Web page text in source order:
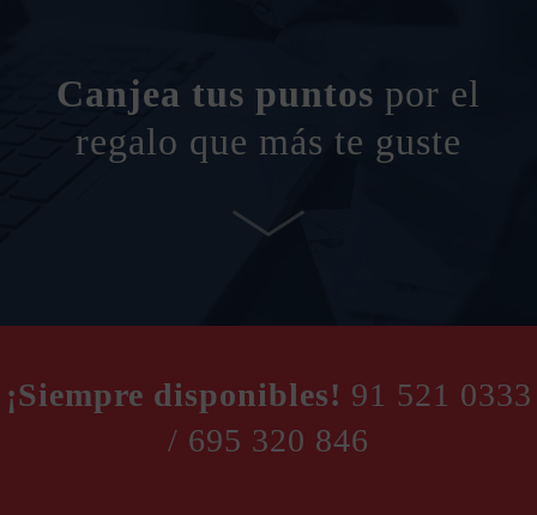
Canjea tus puntos por el
regalo que más te guste
¡Siempre disponibles! 91 521 0333
/ 695 320 846